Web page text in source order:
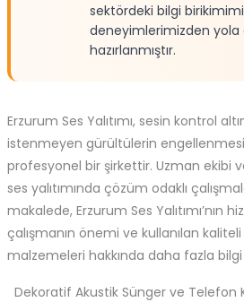
sektördeki bilgi
deneyimlerimizden yola
hazırlanmıştır.
Erzurum Ses Yalıtımı, sesin kontrol
istenmeyen gürültülerin
profesyonel bir şirkettir. Uzman ekibi
ses yalıtımında çözüm odaklı
makalede, Erzurum Ses Yalıtımı’nın
çalışmanın önemi ve kullanılan kaliteli
malzemeleri hakkında daha fazla
Dekoratif Akustik Sünger ve Telefon